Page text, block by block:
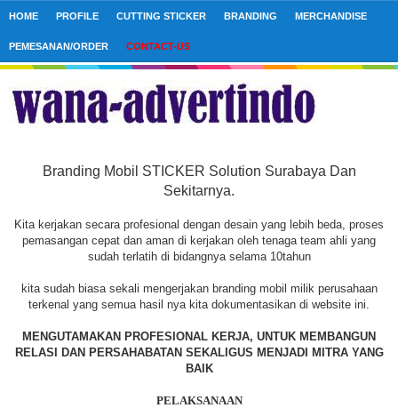
HOME PROFILE CUTTING STICKER BRANDING MERCHANDISE
PEMESANAN/ORDER CONTACT-US
Branding Mobil STICKER Solution Surabaya Dan
Sekitarnya.
Kita kerjakan secara profesional dengan desain yang lebih beda, proses
pemasangan cepat dan aman di kerjakan oleh tenaga team ahli yang
sudah terlatih di bidangnya selama 10tahun
kita sudah biasa sekali mengerjakan branding mobil milik perusahaan
terkenal yang semua hasil nya kita dokumentasikan di website ini.
MENGUTAMAKAN PROFESIONAL KERJA, UNTUK MEMBANGUN
RELASI DAN PERSAHABATAN SEKALIGUS MENJADI MITRA YANG
BAIK
PELAKSANAAN